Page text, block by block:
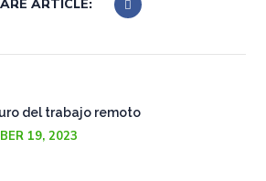
ARTICLE:
del trabajo remoto
19, 2023